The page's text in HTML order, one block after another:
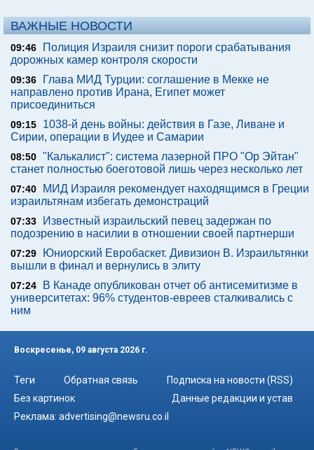
ВАЖНЫЕ НОВОСТИ
09:46
Полиция Израиля снизит пороги срабатывания
дорожных камер контроля скорости
09:36
Глава МИД Турции: соглашение в Мекке не
направлено против Ирана, Египет может
присоединиться
09:15
1038-й день войны: действия в Газе, Ливане и
Сирии, операции в Иудее и Самарии
08:50 "Калькалист": система лазерной ПРО "Ор Эйтан"
станет полностью боеготовой лишь через несколько лет
07:40
МИД Израиля рекомендует находящимся в Греции
израильтянам избегать демонстраций
07:33
Известный израильский певец задержан по
подозрению в насилии в отношении своей партнерши
07:29
Юниорский Евробаскет. Дивизион В. Израильтянки
вышли в финал и вернулись в элиту
07:24
В Канаде опубликован отчет об антисемитизме в
университетах: 96% студентов-евреев сталкивались с
ним
Воскресенье, 09 августа 2026 г.
Теги Обратная связь
Подписка на новости (RSS)
Без картинок
Данные редакции и устав
Реклама: advertising@newsru.co.il